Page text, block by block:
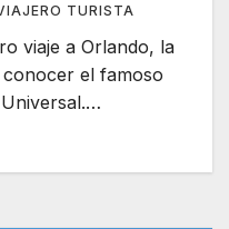
TURISTA
viaje a Orlando, la
el famoso